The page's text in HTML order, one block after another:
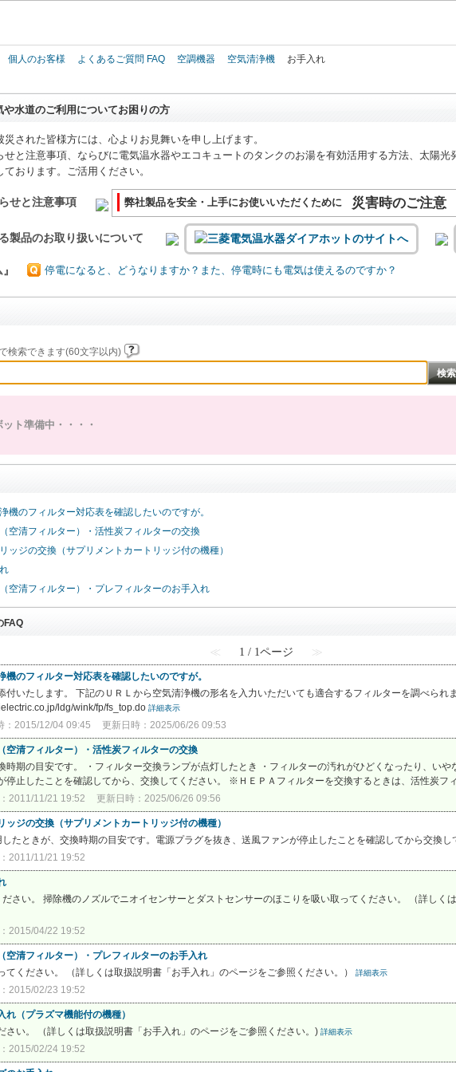
個人のお客様 よくあるご質問 FAQ 空調機器 空気清浄機 お手入れ
や水道のご利用についてお困りの方
された皆様方には、心よりお見舞いを申し上げます。
せと注意事項、ならびに電気温水器やエコキュートのタンクのお湯を有効活用する方法、太陽
おります。ご活用ください。
せと注意事項 弊社製品を安全・上手にお使いいただくために 災害時のご注意
製品のお取り扱いについて
停電になると、どうなりますか？また、停電時にも電気は使えるのですか？
検索できます(60文字以内)
ト準備中・・・・
機のフィルター対応表を確認したいのですが。
空清フィルター）・活性炭フィルターの交換
ッジの交換（サプリメントカートリッジ付の機種）
空清フィルター）・プレフィルターのお手入れ
FAQ
≪ 1 / 1ページ ≫
機のフィルター対応表を確認したいのですが。
付いたします。 下記のＵＲＬから空気清浄機の形名を入力いただいても適合するフィルターを調べられ
ldg/wink/fp/fs_top.do 詳細表示
：2015/12/04 09:45 更新日時：2025/06/26 09:53
空清フィルター）・活性炭フィルターの交換
時期の目安です。 ・フィルター交換ランプが点灯したとき ・フィルターの汚れがひどくなったり、い
停止したことを確認してから、交換してください。 ※ＨＥＰＡフィルターを交換するときは、活性炭フ
2011/11/21 19:52 更新日時：2025/06/26 09:56
ッジの交換（サプリメントカートリッジ付の機種）
たときが、交換時期の目安です。電源プラグを抜き、送風ファンが停止したことを確認してから交換
2011/11/21 19:52
さい。 掃除機のノズルでニオイセンサーとダストセンサーのほこりを吸い取ってください。 （詳しく
2015/04/22 19:52
空清フィルター）・プレフィルターのお手入れ
てください。 （詳しくは取扱説明書「お手入れ」のページをご参照ください。）
詳細表示
2015/02/23 19:52
れ（プラズマ機能付の機種）
さい。 （詳しくは取扱説明書「お手入れ」のページをご参照ください。) 詳細表示
2015/02/24 19:52